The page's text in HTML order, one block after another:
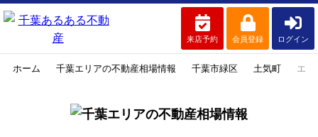
来店予約 会員登録 ログイン
ホーム 千葉エリアの不動産相場情報 千葉市緑区 土気町 エ